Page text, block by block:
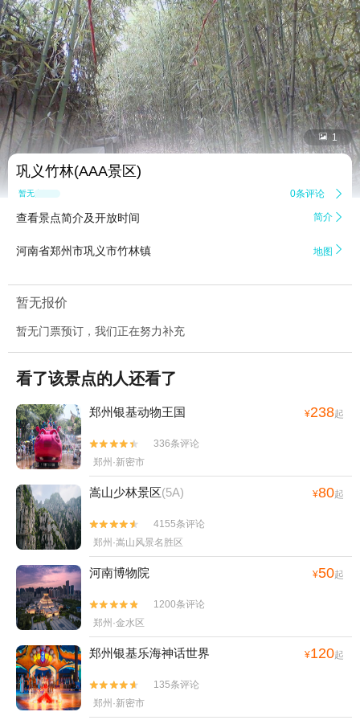
 1
巩义竹林(AAA景区)
暂无点评 0条评论 
查看景点简介及开放时间 简介 
河南省郑州市巩义市竹林镇 地图 
暂无报价
暂无门票预订，我们正在努力补充
看了该景点的人还看了
郑州银基动物王国 ¥238起


336条评论
郑州·新密市
嵩山少林景区(5A) ¥80起


4155条评论
郑州·嵩山风景名胜区
河南博物院 ¥50起


1200条评论
郑州·金水区
郑州银基乐海神话世界 ¥120起


135条评论
郑州·新密市
